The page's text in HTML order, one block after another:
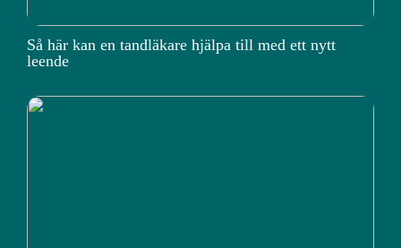
Så här kan en tandläkare hjälpa till med ett nytt
leende